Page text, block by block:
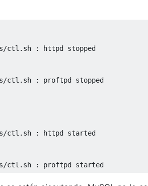
/ctl . sh :
/ctl . sh :
/ctl . sh :
/ctl . sh : proftpd started